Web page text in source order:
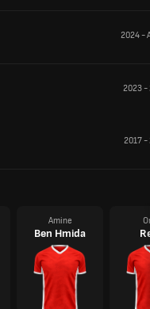
2024-
2023-
2017-
Amine
Ben Hmida